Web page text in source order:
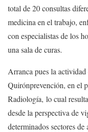
total de 20 consultas
medicina en el trabajo,
con especialistas de los
una sala de curas.
Arranca pues la
Quirónprevención, en el
Radiología, lo cual
desde la perspectiva de
determinados sectores